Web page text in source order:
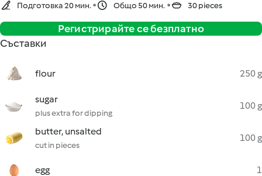
Подготовка 20 мин. Общо 50 мин. 30 pieces
Регистрирайте се безплатно
Съставки
flour 250 g
sugar
plus extra for dipping
100 g
butter, unsalted
cut in pieces
100 g
egg 1